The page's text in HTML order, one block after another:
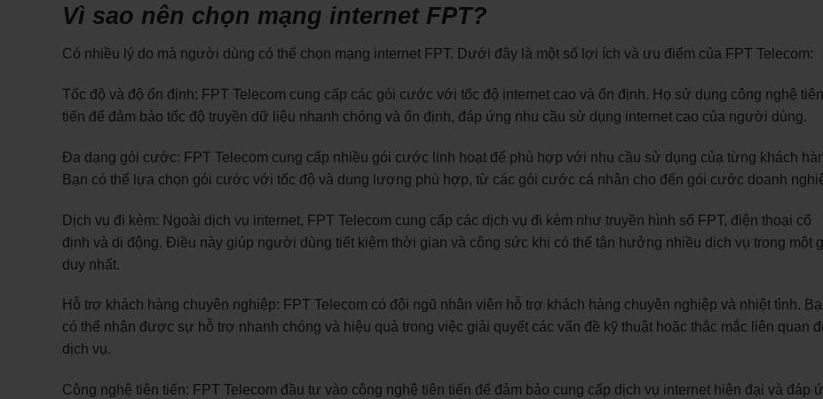
Vì sao nên chọn mạng internet FPT?
Có nhiều lý do mà người dùng có thể chọn mạng internet FPT. Dưới đây là một số lợi ích và ưu điểm của FPT Telecom:
Tốc độ và độ ổn định: FPT Telecom cung cấp các gói cước với tốc độ internet cao và ổn định. Họ sử dụng công nghệ tiên
tiến để đảm bảo tốc độ truyền dữ liệu nhanh chóng và ổn định, đáp ứng nhu cầu sử dụng internet cao của người dùng.
Đa dạng gói cước: FPT Telecom cung cấp nhiều gói cước linh hoạt để phù hợp với nhu cầu sử dụng của từng khách
Bạn có thể lựa chọn gói cước với tốc độ và dung lượng phù hợp, từ các gói cước cá nhân cho đến gói cước doanh
Dịch vụ đi kèm: Ngoài dịch vụ internet, FPT Telecom cung cấp các dịch vụ đi kèm như truyền hình số FPT, điện thoại cố
định và di động. Điều này giúp người dùng tiết kiệm thời gian và công sức khi có thể tận hưởng nhiều dịch vụ trong một
duy nhất.
Hỗ trợ khách hàng chuyên nghiệp: FPT Telecom có đội ngũ nhân viên hỗ trợ khách hàng chuyên nghiệp và nhiệt tình.
có thể nhận được sự hỗ trợ nhanh chóng và hiệu quả trong việc giải quyết các vấn đề kỹ thuật hoặc thắc mắc liên quan
dịch vụ.
Công nghệ tiên tiến: FPT Telecom đầu tư vào công nghệ tiên tiến để đảm bảo cung cấp dịch vụ internet hiện đại và đáp